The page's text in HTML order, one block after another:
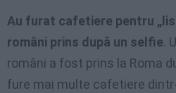
Au furat cafetiere pentru
români prins după un selfie.
români a fost prins la Roma
fure mai multe cafetiere